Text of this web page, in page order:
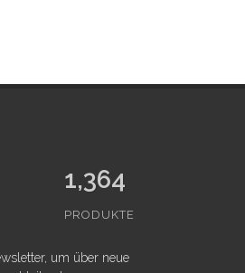
1,364
PRODUKTE
um über neue